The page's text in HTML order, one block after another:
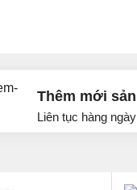
Thêm mới
Liên tục hàng ngày